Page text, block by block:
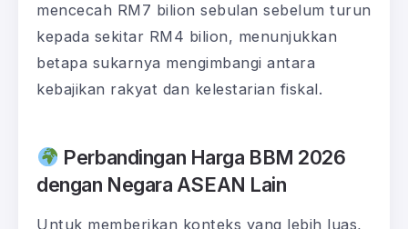
mencecah RM7 bilion sebulan sebelum turun
kepada sekitar RM4 bilion, menunjukkan
betapa sukarnya mengimbangi antara
kebajikan rakyat dan kelestarian fiskal.
Perbandingan Harga BBM 2026
dengan Negara ASEAN Lain
Untuk memberikan konteks yang lebih luas,